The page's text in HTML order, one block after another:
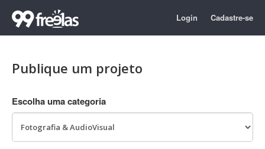
Login Cadastre-se
Publique um projeto
Escolha uma categoria